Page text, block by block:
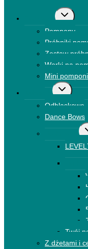
Przełącz
menu
Pompony
Próbniki
Zestaw
Worki na
Mini
Odblaskowe
Dance Bows
Twój
Z dżetami i